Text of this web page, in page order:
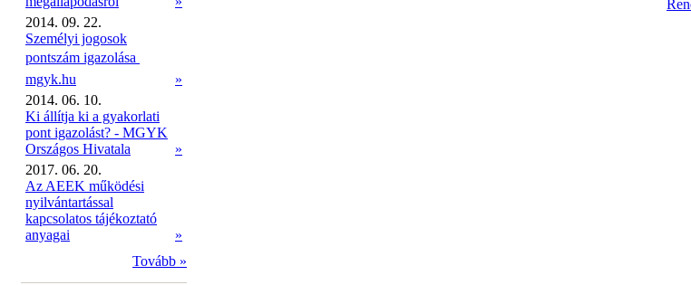
2014. 09. 22.
Személyi jogosok
pontszám igazolása 
mgyk.hu
»
2014. 06. 10.
Ki állítja ki a gyakorlati
pont igazolást? - MGYK
Országos Hivatala
»
2017. 06. 20.
Az AEEK működési
nyilvántartással
kapcsolatos tájékoztató
anyagai
»
Tovább »